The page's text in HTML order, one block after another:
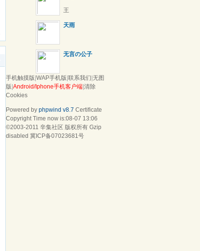
王
天雨
无言の公子
手机触摸版|WAP手机版|联系我们|无图
版|Android/Iphone手机客户端|清除
Cookies
Powered by phpwind v8.7 Certificate
Copyright Time now is:08-07 13:06
©2003-2011 辛集社区 版权所有 Gzip
disabled 冀ICP备07023681号